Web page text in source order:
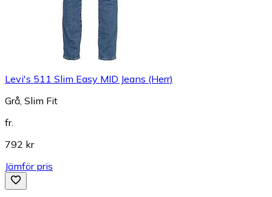
Levi's 511 Slim Easy MID Jeans (Herr)
Grå, Slim Fit
fr.
792 kr
Jämför pris